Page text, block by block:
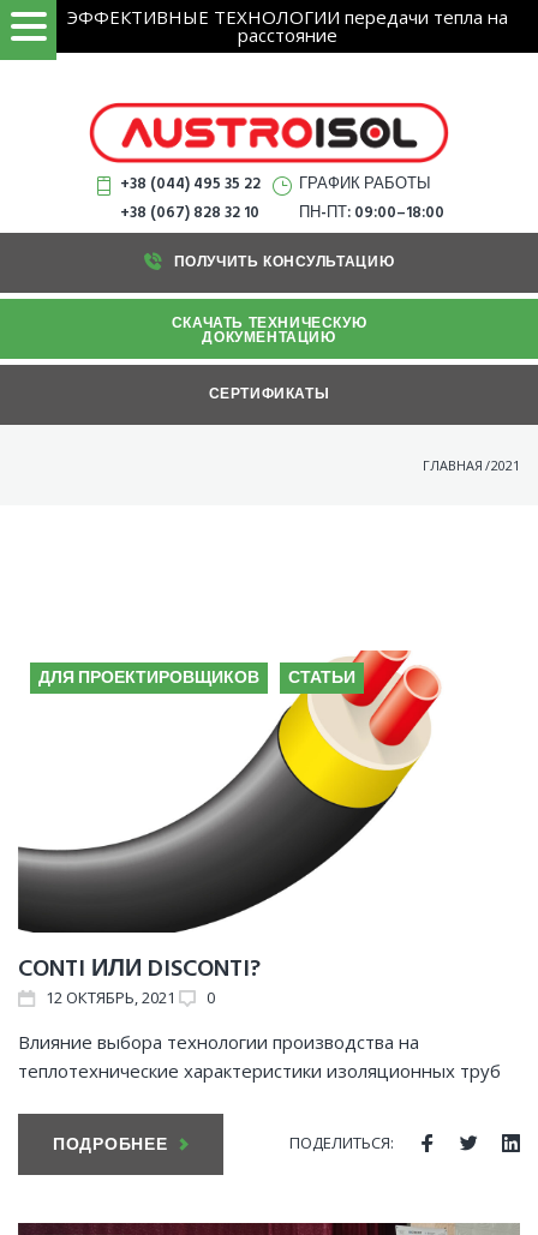
Skip
to
ЭФФЕКТИВНЫЕ ТЕХНОЛОГИИ передачи тепла на
расстояние
НАЙТИ
+38 (044) 495 35 22
+38 (067) 828 32 10
ГРАФИК РАБОТЫ
ПН-ПТ: 09:00–18:00
ПОЛУЧИТЬ КОНСУЛЬТАЦИЮ
СКАЧАТЬ ТЕХНИЧЕСКУЮ
ДОКУМЕНТАЦИЮ
СЕРТИФИКАТЫ
ГЛАВНАЯ /2021
ДЛЯ ПРОЕКТИРОВЩИКОВ СТАТЬИ
CONTI ИЛИ DISCONTI?
12ОКТЯБРЬ, 2021 0
Влияние выбора технологии производства на
теплотехнические характеристики изоляционных труб
ПОДРОБНЕЕ ПОДЕЛИТЬСЯ: FacebookTwitter